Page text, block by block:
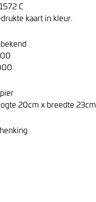
C
kaart in kleur.
20cm x breedte 23cm